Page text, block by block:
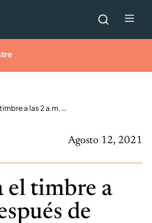
Perrita toca el timbre a las 2 a.m. después de haberse quedado afuera accidentalmente
Agosto 12, 2021
el timbre a
de